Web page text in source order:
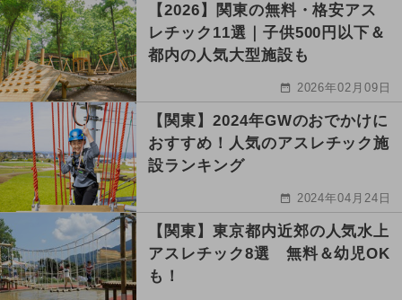
【2026】関東の無料・格安アス
レチック11選｜子供500円以下＆
都内の人気大型施設も
2026年02月09日
【関東】2024年GWのおでかけに
おすすめ！人気のアスレチック施
設ランキング
2024年04月24日
【関東】東京都内近郊の人気水上
アスレチック8選 無料＆幼児OK
も！